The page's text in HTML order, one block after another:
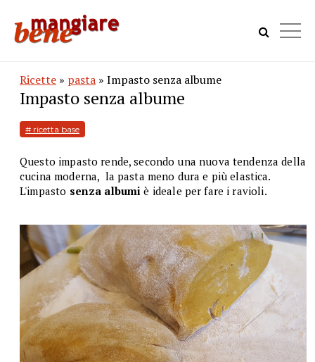
Ricette » pasta » Impasto senza albume
Impasto senza albume
# ricetta base
Questo impasto rende, secondo una nuova tendenza della
cucina moderna, la pasta meno dura e più elastica.
L'impasto senza albumiè ideale per fare i ravioli.